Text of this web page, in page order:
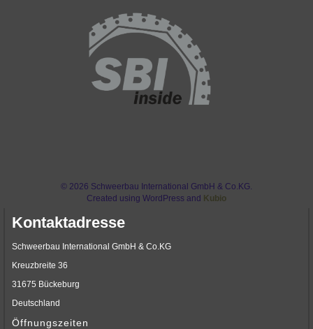
© 2026 Schweerbau International GmbH & Co.KG.
Created using WordPress and Kubio
Kontaktadresse
Schweerbau International GmbH & Co.KG
Kreuzbreite 36
31675 Bückeburg
Deutschland
Öffnungszeiten